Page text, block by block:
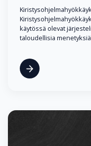
käytössä olevat
taloudellisia